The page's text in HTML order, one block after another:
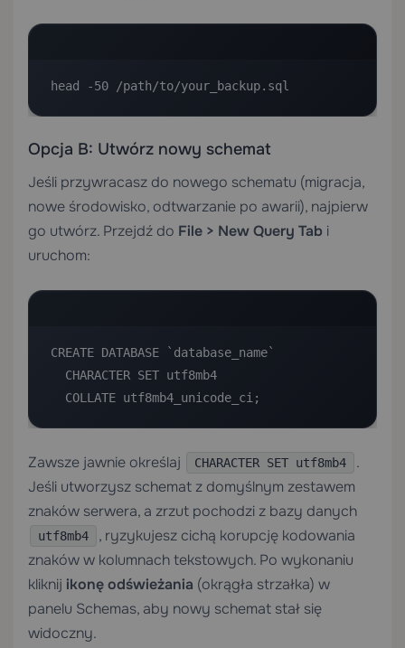
head -50 /path/to/your_backup.sql
Opcja B: Utwórz nowy schemat
Jeśli przywracasz do nowego schematu (migracja,
nowe środowisko, odtwarzanie po awarii), najpierw
go utwórz. Przejdź do File > New Query Tab i
uruchom:
CREATE DATABASE `database_name`
  COLLATE utf8mb4_unicode_ci;
Zawsze jawnie określaj CHARACTER SET utf8mb4
.
Jeśli utworzysz schemat z domyślnym zestawem
znaków serwera, a zrzut pochodzi z bazy danych
utf8mb4
, ryzykujesz cichą korupcję kodowania
znaków w kolumnach tekstowych. Po wykonaniu
kliknij ikonę odświeżania (okrągła strzałka) w
panelu Schemas, aby nowy schemat stał się
widoczny.